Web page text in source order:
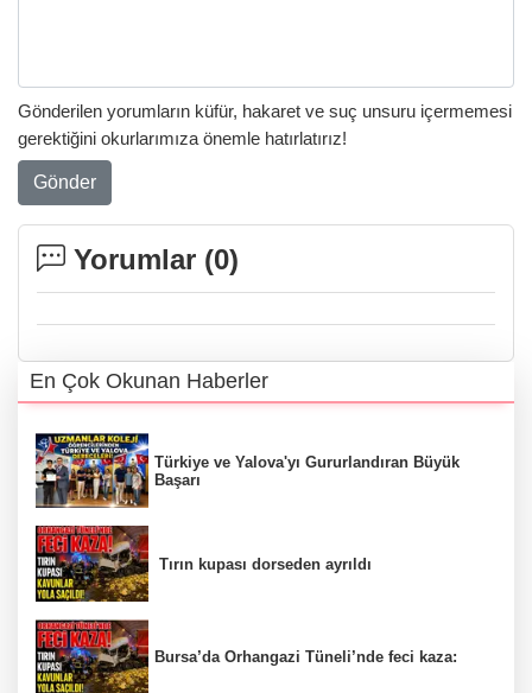
Gönderilen yorumların küfür, hakaret ve suç unsuru içermemesi
gerektiğini okurlarımıza önemle hatırlatırız!
Gönder
Yorumlar (0)
En Çok Okunan Haberler
Türkiye ve Yalova'yı Gururlandıran Büyük
Başarı
Tırın kupası dorseden ayrıldı
Bursa’da Orhangazi Tüneli’nde feci kaza: